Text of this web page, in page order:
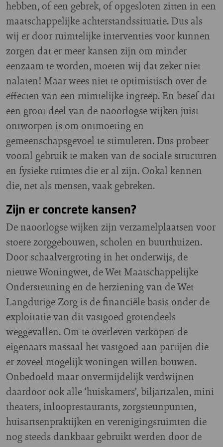
hebben, of een gebrek, of opgesloten zitten in een
maatschappelijke achterstandssituatie. Dus als
wij er door ruimtelijke interventies voor kunnen
zorgen dat er meer kansen zijn om minder
eenzaam te worden, moeten wij dat zeker niet
nalaten! Maar wees niet te optimistisch over de
effecten van een ruimtelijke ingreep. En besef dat
een groot deel van de naoorlogse wijken juist
ontworpen is om ontmoeting en
gemeenschapsgevoel te stimuleren. Dus probeer
vooral gebruik te maken van de sociale structuren
en fysieke ruimtes die er al zijn. Ookal kennen
die, net als mensen, vaak gebreken.
Zijn er concrete kansen?
De naoorlogse wijken zijn verzamelplaatsen voor
stoere zorggebouwen, scholen en buurthuizen.
Door schaalvergroting in het onderwijs, de
nieuwe Woningwet, de Wet Maatschappelijke
Ondersteuning en de herziening van de Wet
Langdurige Zorg is de financiële basis onder de
exploitatie van dit vastgoed grotendeels
weggevallen. Om te overleven verkopen de
eigenaars massaal het vastgoed aan partijen die
er zoveel mogelijk woningen willen bouwen.
Onbedoeld maar onvermijdelijk verdwijnen
daardoor ook alle ‘huiskamers’, biljartzalen, mini
theaters, inlooprestaurants, zorgsteunpunten,
huisartsenpraktijken en verenigingsruimten die
nog steeds dankbaar gebruikt werden door de